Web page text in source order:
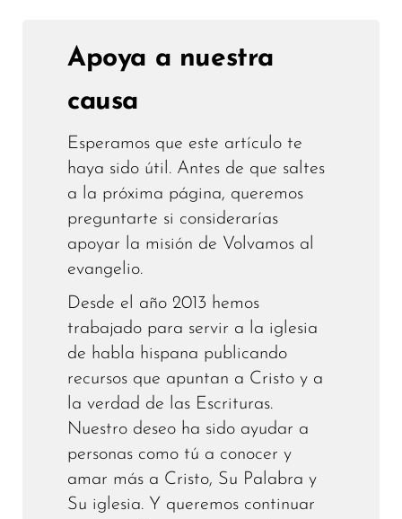
Apoya a nuestra
causa
Esperamos que este artículo te
haya sido útil. Antes de que saltes
a la próxima página, queremos
preguntarte si considerarías
apoyar la misión de Volvamos al
evangelio.
Desde el año 2013 hemos
trabajado para servir a la iglesia
de habla hispana publicando
recursos que apuntan a Cristo y a
la verdad de las Escrituras.
Nuestro deseo ha sido ayudar a
personas como tú a conocer y
amar más a Cristo, Su Palabra y
Su iglesia. Y queremos continuar